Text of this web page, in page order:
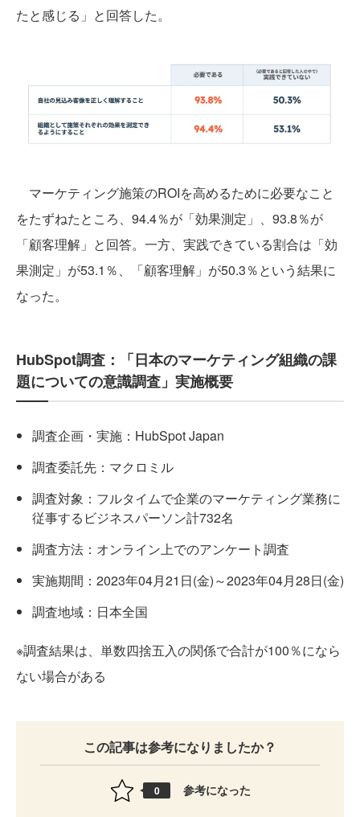
たと感じる」と回答した。
マーケティング施策のROIを高めるために必要なこと
をたずねたところ、94.4％が「効果測定」、93.8％が
「顧客理解」と回答。一方、実践できている割合は「効
果測定」が53.1％、「顧客理解」が50.3％という結果に
なった。
HubSpot調査：「日本のマーケティング組織の課
題についての意識調査」実施概要
調査企画・実施：HubSpot Japan
調査委託先：マクロミル
調査対象：フルタイムで企業のマーケティング業務に
従事するビジネスパーソン計732名
調査方法：オンライン上でのアンケート調査
実施期間：2023年04月21日(金)～2023年04月28日(金)
調査地域：日本全国
※調査結果は、単数四捨五入の関係で合計が100％になら
ない場合がある
この記事は参考になりましたか？
0 参考になった